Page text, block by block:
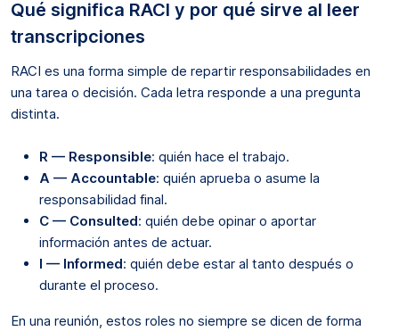
Qué significa RACI y por qué sirve al leer
transcripciones
RACI es una forma simple de repartir responsabilidades en
una tarea o decisión. Cada letra responde a una pregunta
distinta.
R — Responsible: quién hace el trabajo.
A — Accountable: quién aprueba o asume la
responsabilidad final.
C — Consulted: quién debe opinar o aportar
información antes de actuar.
I — Informed: quién debe estar al tanto después o
durante el proceso.
En una reunión, estos roles no siempre se dicen de forma